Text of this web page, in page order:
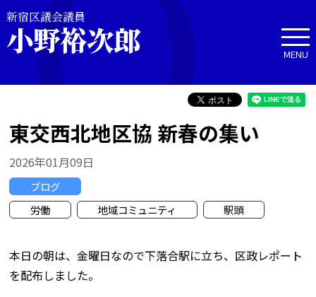
新宿区議会議員
小野裕次郎 MENU
東交西北地区協 新春の集い
2026年01月09日
ブログ
労働
地域コミュニティ 駅頭
本日の朝は、金曜日なので下落合駅に立ち、区政レポート
を配布しました。